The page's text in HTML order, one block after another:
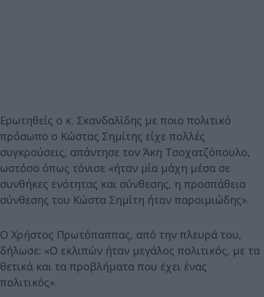
Ερωτηθείς ο κ. Σκανδαλίδης με ποιο πολιτικό
πρόσωπο ο Κώστας Σημίτης είχε πολλές
συγκρούσεις, απάντησε τον Άκη Τσοχατζόπουλο,
ωστόσο όπως τόνισε «ήταν μία μάχη μέσα σε
συνθήκες ενότητας και σύνθεσης, η προσπάθεια
σύνθεσης του Κώστα Σημίτη ήταν παροιμιώδης».
Ο Χρήστος Πρωτόπαππας, από την πλευρά του,
δήλωσε: «Ο εκλιπών ήταν μεγάλος πολιτικός, με τα
θετικά και τα προβλήματα που έχει ένας
πολιτικός».